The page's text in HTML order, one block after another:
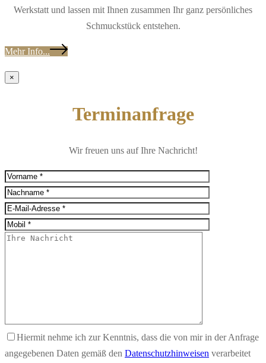
Werkstatt und lassen mit Ihnen zusammen Ihr ganz persönliches
Schmuckstück entstehen.
Mehr Info...
×
Terminanfrage
Wir freuen uns auf Ihre Nachricht!
Hiermit nehme ich zur Kenntnis, dass die von mir in der Anfrage
angegebenen Daten gemäß den Datenschutzhinweisen verarbeitet